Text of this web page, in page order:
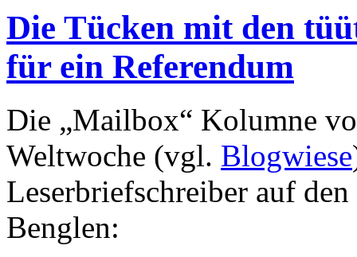
Die Tücken mit den
für ein Referendum
Die „Mailbox“ Kolumne
Weltwoche (vgl. Blogwiese
Leserbriefschreiber auf
Benglen: